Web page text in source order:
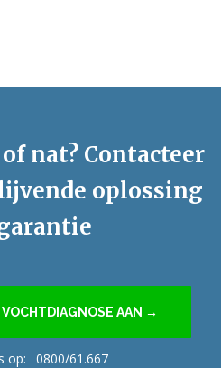
nat? Contacteer
oplossing
AAN →
op:
0800/61.667